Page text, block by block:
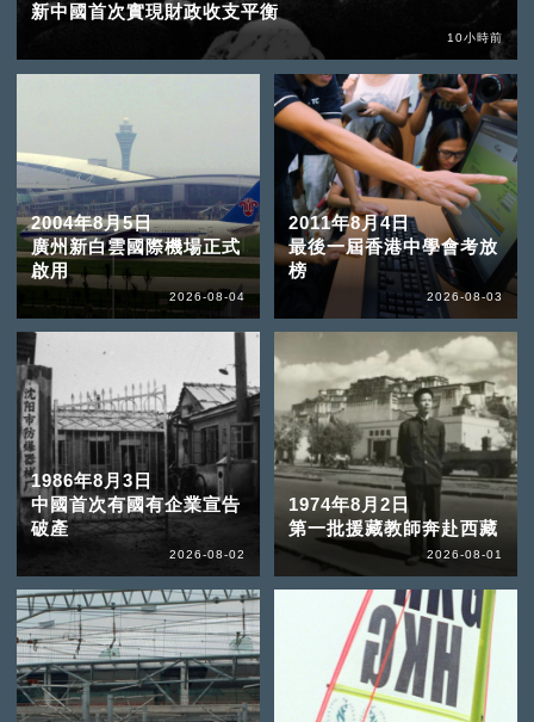
新中國首次實現財政收支平衡
10小時前
2004年8月5日
廣州新白雲國際機場正式
啟用
2026-08-04
2011年8月4日
最後一屆香港中學會考放
榜
2026-08-03
1986年8月3日
中國首次有國有企業宣告
破產
2026-08-02
1974年8月2日
第一批援藏教師奔赴西藏
2026-08-01